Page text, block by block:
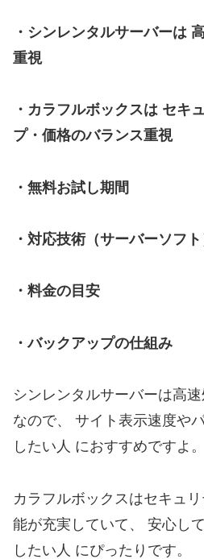
・シンレンタルサーバーは
重視
・カラフルボックスは セキ
プ・価格のバランス重視
・無料お試し期間
・対応技術（サーバーソフト
・料金の目安
・バックアップの仕組み
シンレンタルサーバーは高
なので、 サイト表示速度や
したい人 におすすめですよ。
カラフルボックスはセキュ
能が充実していて、 安心し
したい人 にぴったりです。